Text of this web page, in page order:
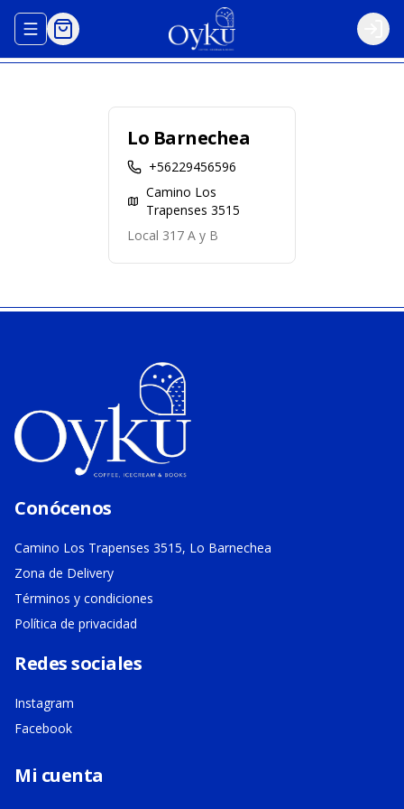
Abrir menu de navegación Login
Lo Barnechea
+56229456596
Camino Los
Trapenses 3515
Local 317 A y B
Conócenos
Camino Los Trapenses 3515, Lo Barnechea
Zona de Delivery
Términos y condiciones
Política de privacidad
Redes sociales
Instagram
Facebook
Mi cuenta